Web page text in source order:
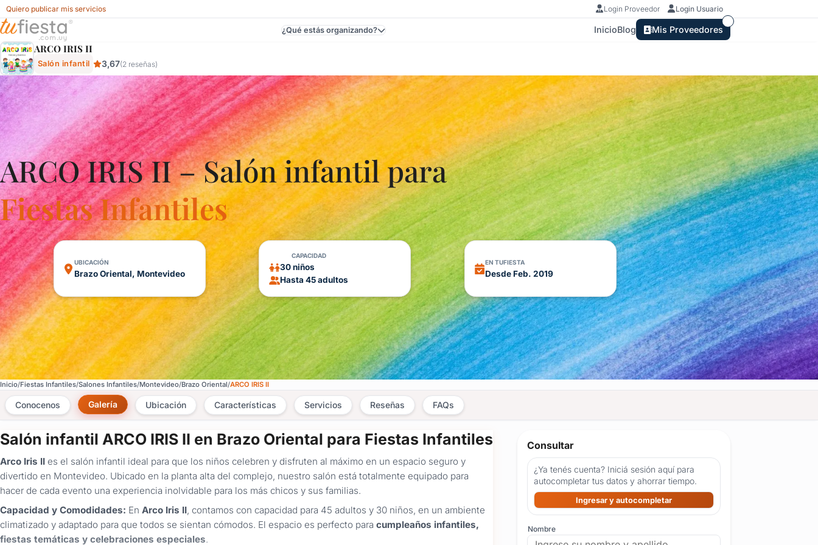
Quiero publicar mis servicios Login Proveedor Login Usuario
Arco Iris Ii - Salón Infantil En Brazo Oriental, Montevideo, Uruguay
¿Qué estás organizando? InicioBlog Mis Proveedores
ARCO IRIS II
Salón infantil 3,67(2 reseñas)
ARCO IRIS II – Salón infantil para
Fiestas Infantiles
UBICACIÓN
Brazo Oriental, Montevideo
CAPACIDAD
30 niños
Hasta 45 adultos
EN TUFIESTA
Desde Feb. 2019
Inicio Fiestas Infantiles Salones Infantiles Montevideo Brazo Oriental ARCO IRIS II
Conocenos Galería Ubicación Características Servicios Reseñas FAQs
Salón infantil ARCO IRIS II en Brazo Oriental para Fiestas Infantiles
Arco Iris II es el salón infantil ideal para que los niños celebren y disfruten al máximo en un espacio seguro y
divertido en Montevideo. Ubicado en la planta alta del complejo, nuestro salón está totalmente equipado para
hacer de cada evento una experiencia inolvidable para los más chicos y sus familias.
Capacidad y Comodidades: En Arco Iris II , contamos con capacidad para 45 adultos y 30 niños, en un ambiente
climatizado y adaptado para que todos se sientan cómodos. El espacio es perfecto para cumpleaños infantiles,
fiestas temáticas y celebraciones especiales.
Consultar
¿Ya tenés cuenta? Iniciá sesión aquí para
autocompletar tus datos y ahorrar tiempo.
Ingresar y autocompletar
Nombre